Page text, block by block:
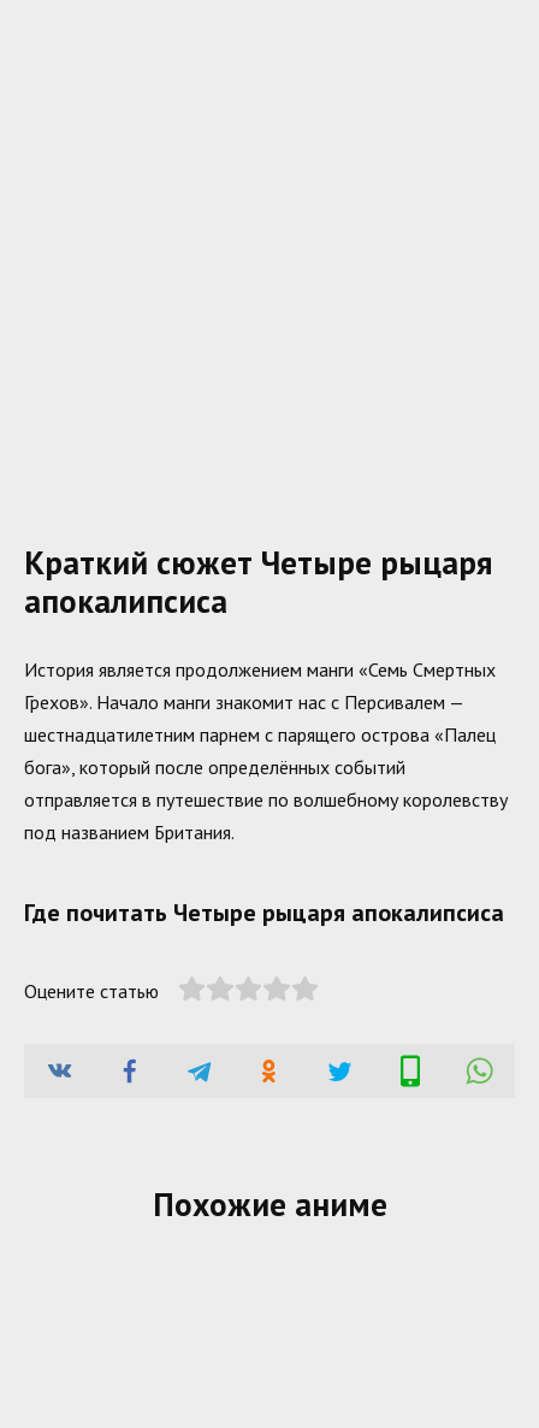
Краткий сюжет Четыре рыцаря
апокалипсиса
История является продолжением манги «Семь Смертных
Грехов». Начало манги знакомит нас с Персивалем —
шестнадцатилетним парнем с парящего острова «Палец
бога», который после определённых событий
отправляется в путешествие по волшебному королевству
под названием Британия.
Где почитать Четыре рыцаря апокалипсиса
Оцените статью
Похожие аниме